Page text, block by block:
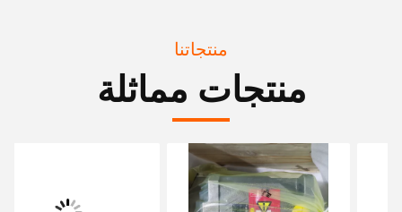
منتجاتنا
منتجات مماثلة